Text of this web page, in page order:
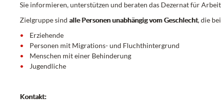
Sie informieren, unterstützen und beraten das Dezernat für
Zielgruppe sind alle Personen unabhängig vom Geschlecht, die
Erziehende
Personen mit Migrations- und Fluchthintergrund
Menschen mit einer Behinderung
Jugendliche
Kontakt: